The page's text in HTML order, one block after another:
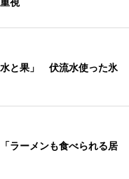
と果」 伏流水使った氷
ラーメンも食べられる居